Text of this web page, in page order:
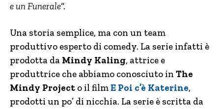
e un Funerale“.
Una storia semplice, ma con un team
produttivo esperto di comedy. La serie infatti è
prodotta da Mindy Kaling, attrice e
produttrice che abbiamo conosciuto in The
Mindy Project o il filmE Poi c’è Katerine,
prodotti un po’ di nicchia. La serie è scritta da